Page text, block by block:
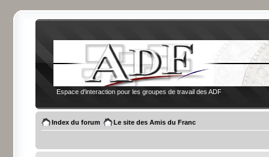
Espace d'interaction pour les groupes de travail des ADF
Index du forum Le site des Amis du Franc